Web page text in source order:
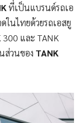
ที่เป็นแบรนด์รถเอ
ในไทยด้วยรถเอสยู
และ TANK
ส่วนของ TANK